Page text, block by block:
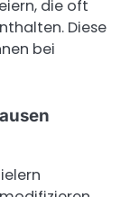
die oft
Diese
bei